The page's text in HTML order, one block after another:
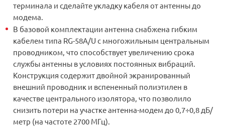
терминала и сделайте укладку кабеля от антенны до
модема.
В базовой комплектации антенна снабжена гибким
кабелем типа RG-58A/U с многожильным центральным
проводником, что способствует увеличению срока
службы антенны в условиях постоянных вибраций.
Конструкция содержит двойной экранированный
внешний проводник и вспененный полиэтилен в
качестве центрального изолятора, что позволило
снизить потери на участке антенна-модем до 0,7÷0,8 дБ/
метр (на частоте 2700 МГц).